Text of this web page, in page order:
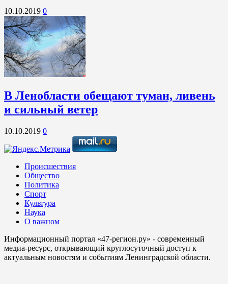
10.10.2019 0
В Ленобласти обещают туман, ливень
и сильный ветер
10.10.2019 0
Происшествия
Общество
Политика
Спорт
Культура
Наука
О важном
Информационный портал «47-регион.ру» - современный
медиа-ресурс, открывающий круглосуточный доступ к
актуальным новостям и событиям Ленинградской области.